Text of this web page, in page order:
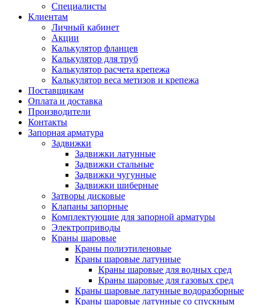
Специалисты
Клиентам
Личный кабинет
Акции
Калькулятор фланцев
Калькулятор для труб
Калькулятор расчета крепежа
Калькулятор веса метизов и крепежа
Поставщикам
Оплата и доставка
Производители
Контакты
Запорная арматура
Задвижки
Задвижки латунные
Задвижки стальные
Задвижки чугунные
Задвижки шиберные
Затворы дисковые
Клапаны запорные
Комплектующие для запорной арматуры
Электроприводы
Краны шаровые
Краны полиэтиленовые
Краны шаровые латунные
Краны шаровые для водных сред
Краны шаровые для газовых сред
Краны шаровые латунные водоразборные
Краны шаровые латунные со спускным